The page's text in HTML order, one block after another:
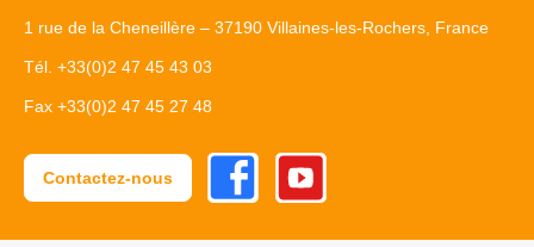
1 rue de la Cheneillère – 37190 Villaines-les-Rochers, France
Tél. +33(0)2 47 45 43 03
Fax +33(0)2 47 45 27 48
Contactez-nous
FacebookYoutube